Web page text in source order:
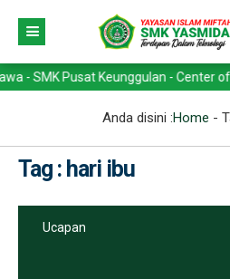
SMK Pusat Keunggulan - Center of
Anda disini :Home -
Tag : hari ibu
Ucapan